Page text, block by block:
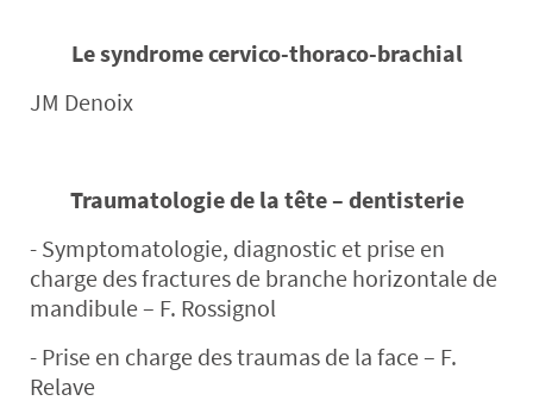
Le syndrome cervico-thoraco-brachial
JM Denoix
Traumatologie de la tête – dentisterie
- Symptomatologie, diagnostic et prise en
charge des fractures de branche horizontale de
mandibule – F. Rossignol
- Prise en charge des traumas de la face – F.
Relave